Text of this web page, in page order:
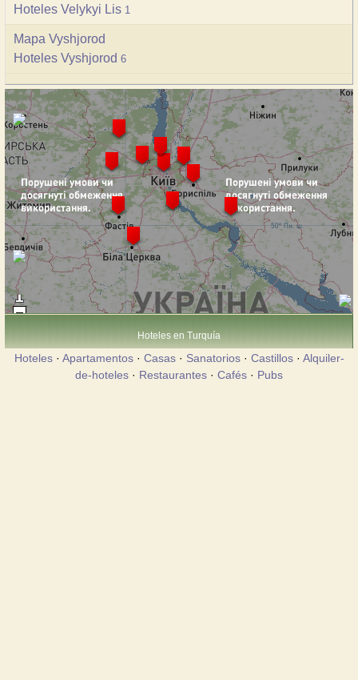
Hoteles Velykyi Lis 1
Mapa Vyshjorod
Hoteles Vyshjorod 6
Hoteles en Turquía
Hoteles· Apartamentos· Casas· Sanatorios· Castillos· Alquiler-
de-hoteles · Restaurantes · Cafés · Pubs